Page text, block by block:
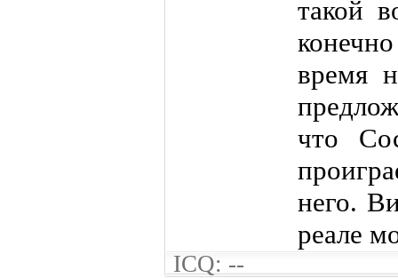
такой
время
что
него.
реале
ICQ: --